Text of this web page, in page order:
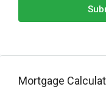
Mortgage